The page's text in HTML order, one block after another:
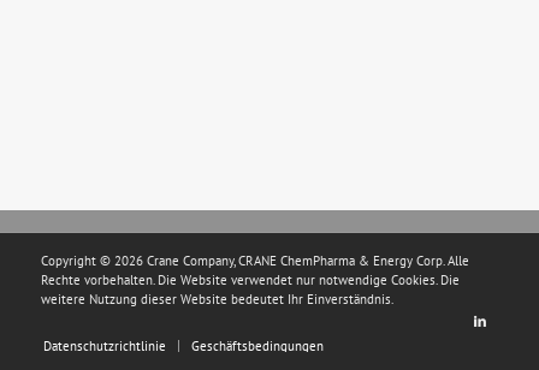
Copyright © 2026 Crane Company, CRANE ChemPharma & Energy Corp. Alle
Rechte vorbehalten. Die Website verwendet nur notwendige Cookies. Die
weitere Nutzung dieser Website bedeutet Ihr Einverständnis.
Datenschutzrichtlinie Geschäftsbedingungen